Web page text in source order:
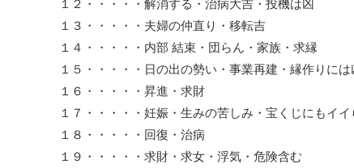
１２・・・・・解消する・治病大吉・投機は凶
１３・・・・・夫婦の仲直り・移転吉
１４・・・・・内部 結束・団らん・家族・求縁
１５・・・・・日の出の勢い・事業再建・縁作りには
１６・・・・・昇進・求財
１７・・・・・妊娠・生みの苦しみ・宝くじにもイ
１８・・・・・回復・治病
１９・・・・・求財・求女・浮気・危険含む